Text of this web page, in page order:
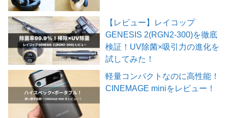
【レビュー】レイコップ
GENESIS 2(RGN2-300)を徹底
検証！UV除菌×吸引力の進化を
試してみた！
軽量コンパクトなのに高性能！
CINEMAGE miniをレビュー！